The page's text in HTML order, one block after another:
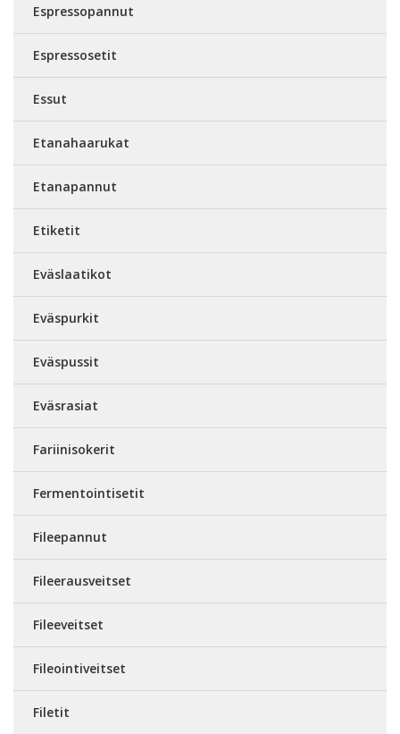
Espressopannut
Espressosetit
Essut
Etanahaarukat
Etanapannut
Etiketit
Eväslaatikot
Eväspurkit
Eväspussit
Eväsrasiat
Fariinisokerit
Fermentointisetit
Fileepannut
Fileerausveitset
Fileeveitset
Fileointiveitset
Filetit